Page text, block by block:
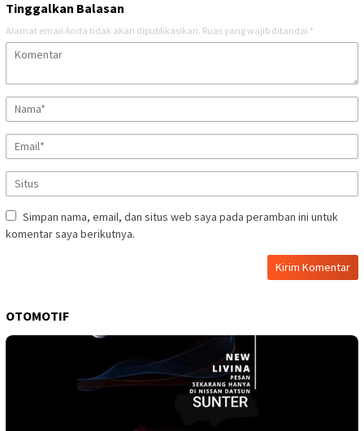
Tinggalkan Balasan
Alamat email Anda tidak akan dipublikasikan. Ruas yang wajib ditandai *
Simpan nama, email, dan situs web saya pada peramban ini untuk
komentar saya berikutnya.
OTOMOTIF